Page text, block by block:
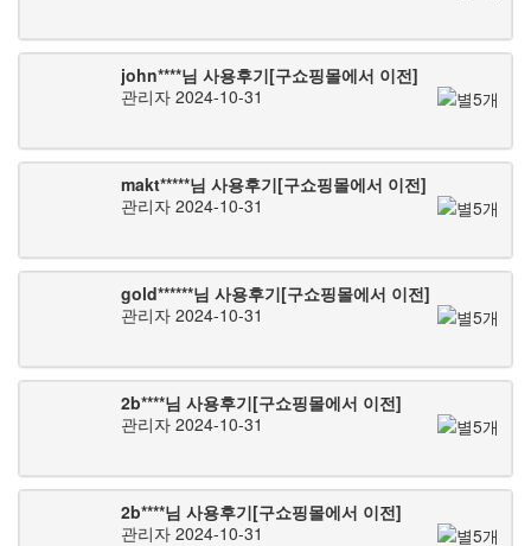
john****님 사용후기[구쇼핑몰에서 이전]
관리자 2024-10-31
makt*****님 사용후기[구쇼핑몰에서 이전]
관리자 2024-10-31
gold******님 사용후기[구쇼핑몰에서 이전]
관리자 2024-10-31
2b****님 사용후기[구쇼핑몰에서 이전]
관리자 2024-10-31
2b****님 사용후기[구쇼핑몰에서 이전]
관리자 2024-10-31